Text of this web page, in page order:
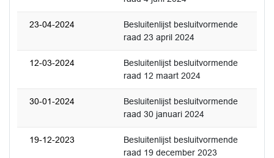
23-04-2024
Besluitenlijst besluitvormende
raad 23 april 2024
12-03-2024
Besluitenlijst besluitvormende
raad 12 maart 2024
30-01-2024
Besluitenlijst besluitvormende
raad 30 januari 2024
19-12-2023
Besluitenlijst besluitvormende
raad 19 december 2023